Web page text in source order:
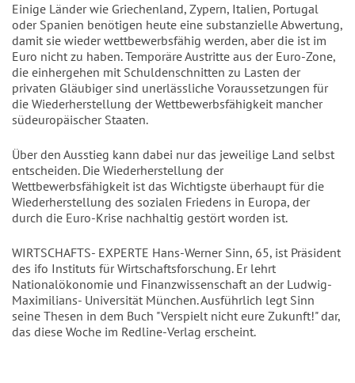
Einige Länder wie Griechenland, Zypern, Italien, Portugal
oder Spanien benötigen heute eine substanzielle Abwertung,
damit sie wieder wettbewerbsfähig werden, aber die ist im
Euro nicht zu haben. Temporäre Austritte aus der Euro-Zone,
die einhergehen mit Schuldenschnitten zu Lasten der
privaten Gläubiger sind unerlässliche Voraussetzungen für
die Wiederherstellung der Wettbewerbsfähigkeit mancher
südeuropäischer Staaten.
Über den Ausstieg kann dabei nur das jeweilige Land selbst
entscheiden. Die Wiederherstellung der
Wettbewerbsfähigkeit ist das Wichtigste überhaupt für die
Wiederherstellung des sozialen Friedens in Europa, der
durch die Euro-Krise nachhaltig gestört worden ist.
WIRTSCHAFTS- EXPERTE Hans-Werner Sinn, 65, ist Präsident
des ifo Instituts für Wirtschaftsforschung. Er lehrt
Nationalökonomie und Finanzwissenschaft an der Ludwig-
Maximilians- Universität München. Ausführlich legt Sinn
seine Thesen in dem Buch "Verspielt nicht eure Zukunft!" dar,
das diese Woche im Redline-Verlag erscheint.